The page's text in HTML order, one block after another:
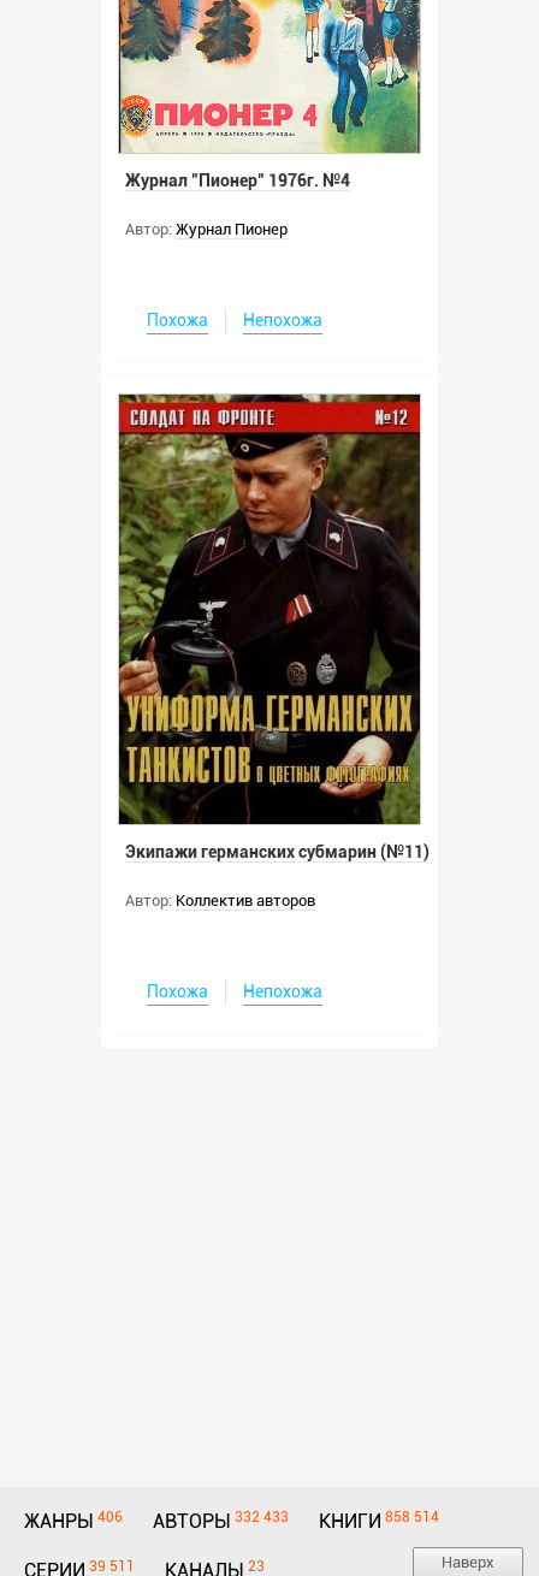
Журнал "Пионер" 1976г. №4
Автор: Журнал Пионер
Похожа Непохожа
Экипажи германских субмарин (№11)
Автор: Коллектив авторов
Похожа Непохожа
ЖАНРЫ 406 АВТОРЫ 332 433 КНИГИ 858 514
СЕРИИ 39 511 КАНАЛЫ 23 Наверх